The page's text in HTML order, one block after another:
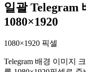
일괄 Telegram
1080×1920
1080×1920 픽셀
Telegram 배경 이미지